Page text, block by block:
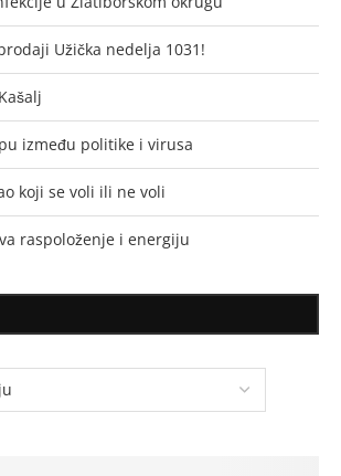
Užička nedelja 1031!
Kašalj
između politike i virusa
koji se voli ili ne voli
raspoloženje i energiju